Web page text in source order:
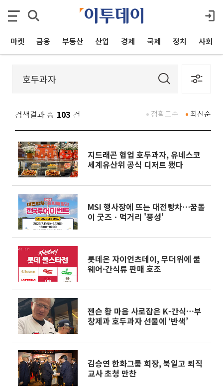
마켓 금융 부동산 산업 경제 국제 정치 사회
검색결과 총 103 건 최신순
정확도순
지드래곤 협업 호두과자, 유네스코
세계유산위 공식 디저트 됐다
MSI 행사장에 뜨는 대전빵차⋯꿈돌
이 굿즈ㆍ먹거리 '풍성'
롯데온 자이언츠데이, 무더위에 쿨
웨어·간식류 판매 호조
젠슨 황 마음 사로잡은 K-간식…부
창제과 호두과자 선물에 ‘반색’
김승연 한화그룹 회장, 북일고 퇴직
교사 초청 만찬